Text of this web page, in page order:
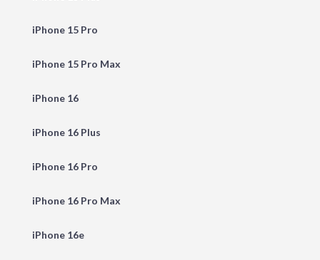
iPhone 15 Pro
iPhone 15 Pro Max
iPhone 16
iPhone 16 Plus
iPhone 16 Pro
iPhone 16 Pro Max
iPhone 16e